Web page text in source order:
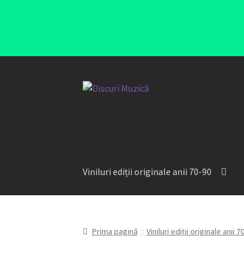
Viniluri ediții originale anii 70-90
Prima pagină Viniluri ediții originale anii